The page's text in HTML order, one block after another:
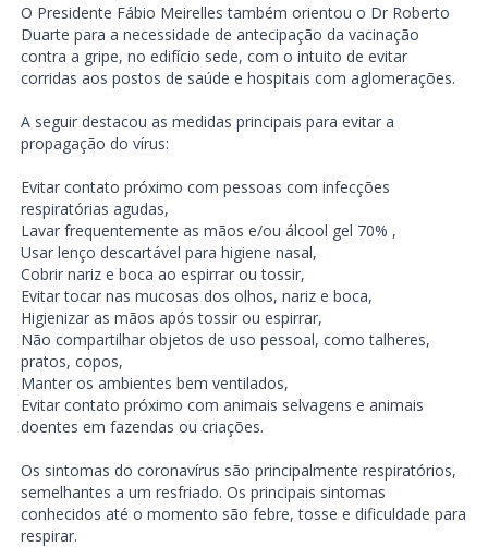
O Presidente Fábio Meirelles também orientou o Dr Roberto
Duarte para a necessidade de antecipação da vacinação
contra a gripe, no edifício sede, com o intuito de evitar
corridas aos postos de saúde e hospitais com aglomerações.
A seguir destacou as medidas principais para evitar a
propagação do vírus:
Evitar contato próximo com pessoas com infecções
respiratórias agudas,
Lavar frequentemente as mãos e/ou álcool gel 70% ,
Usar lenço descartável para higiene nasal,
Cobrir nariz e boca ao espirrar ou tossir,
Evitar tocar nas mucosas dos olhos, nariz e boca,
Higienizar as mãos após tossir ou espirrar,
Não compartilhar objetos de uso pessoal, como talheres,
pratos, copos,
Manter os ambientes bem ventilados,
Evitar contato próximo com animais selvagens e animais
doentes em fazendas ou criações.
Os sintomas do coronavírus são principalmente respiratórios,
semelhantes a um resfriado. Os principais sintomas
conhecidos até o momento são febre, tosse e dificuldade para
respirar.